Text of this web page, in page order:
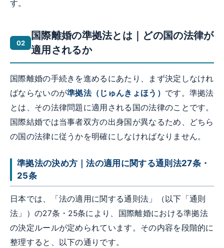
す。
国際離婚の準拠法とは｜どの国の法律が
適用されるか
国際離婚の手続きを進めるにあたり、まず決定しなけれ
ばならないのが準拠法（じゅんきょほう） です。準拠法
とは、その法律問題に適用される国の法律のことです。
国際結婚では当事者双方の出身国が異なるため、どちら
の国の法律に従うかを明確にしなければなりません。
準拠法の決め方｜法の適用に関する通則法27条・
25条
日本では、「法の適用に関する通則法」（以下「通則
法」）の27条・25条により、国際離婚における準拠法
の決定ルールが定められています。その内容を段階的に
整理すると、以下の通りです。